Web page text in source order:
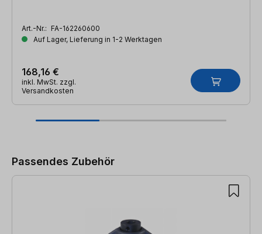
Art.-Nr.: FA-162260600
Auf Lager, Lieferung in 1-2 Werktagen
168,16 €
inkl. MwSt. zzgl.
Versandkosten
Passendes Zubehör